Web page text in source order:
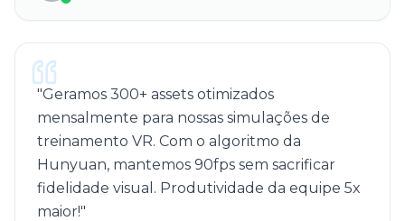
"Geramos 300+ assets otimizados
mensalmente para nossas simulações de
treinamento VR. Com o algoritmo da
Hunyuan, mantemos 90fps sem sacrificar
fidelidade visual. Produtividade da equipe 5x
maior!"